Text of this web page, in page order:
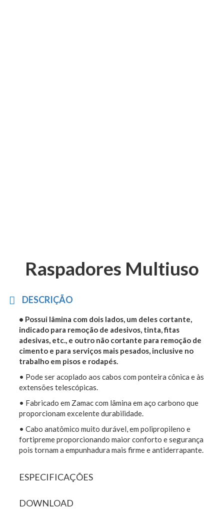
Raspadores Multiuso
DESCRIÇÃO
• Possui lâmina com dois lados, um deles cortante,
indicado para remoção de adesivos, tinta, fitas
adesivas, etc., e outro não cortante para remoção de
cimento e para serviços mais pesados, inclusive no
trabalho em pisos e rodapés.
• Pode ser acoplado aos cabos com ponteira cônica e às
extensões telescópicas.
• Fabricado em Zamac com lâmina em aço carbono que
proporcionam excelente durabilidade.
• Cabo anatômico muito durável, em polipropileno e
fortipreme proporcionando maior conforto e segurança
pois tornam a empunhadura mais firme e antiderrapante.
ESPECIFICAÇÕES
DOWNLOAD